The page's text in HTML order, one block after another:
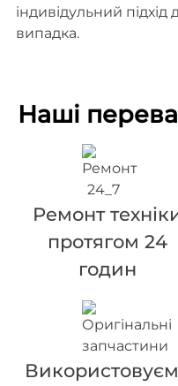
індивідульний
випадка.
Наші
Ремонт
протягом 24
годин